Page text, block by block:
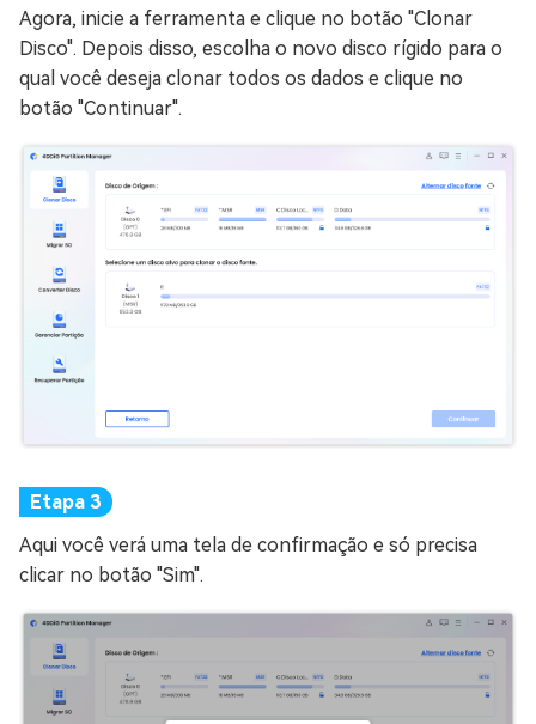
Agora, inicie a ferramenta e clique no botão "Clonar
Disco". Depois disso, escolha o novo disco rígido para o
qual você deseja clonar todos os dados e clique no
botão "Continuar".
Aqui você verá uma tela de confirmação e só precisa
clicar no botão "Sim".